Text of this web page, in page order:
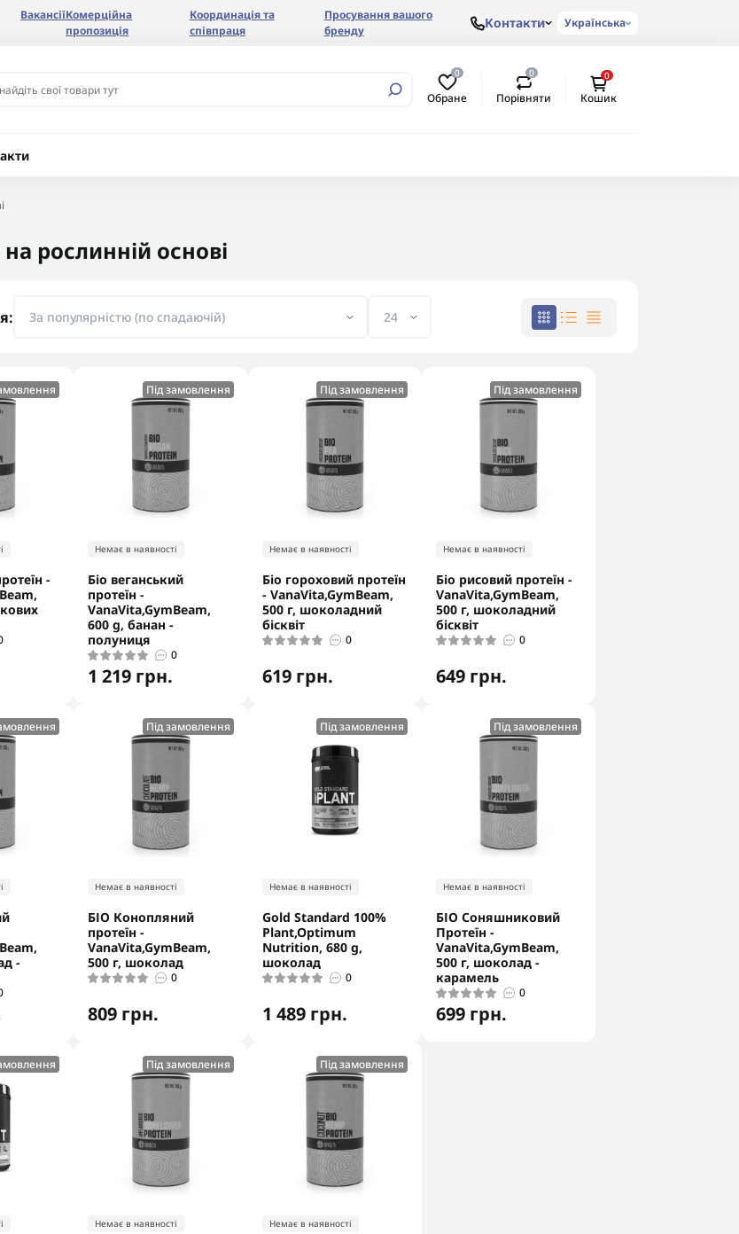
ВакансіїКомерційна
пропозиція
Координація та
співпраця
Просування вашого
бренду
Контакти Українська
0
Обране
0
Порівняти
0
Кошик
рослинній основі
-
Під замовлення
Немає в наявності
Біо веганський
протеїн -
VanaVita,GymBeam,
600 g, банан -
полуниця
0
1 219 грн.
Під замовлення
Немає в наявності
Біо гороховий протеїн
- VanaVita,GymBeam,
500 г, шоколадний
бісквіт
0
619 грн.
Під замовлення
Немає в наявності
Біо рисовий протеїн -
VanaVita,GymBeam,
500 г, шоколадний
бісквіт
0
649 грн.
-
Під замовлення
Немає в наявності
БІО Конопляний
протеїн -
VanaVita,GymBeam,
500 г, шоколад
0
809 грн.
Під замовлення
Немає в наявності
Gold Standard 100%
Plant,Optimum
Nutrition, 680 g,
шоколад
0
1 489 грн.
Під замовлення
Немає в наявності
БІО Соняшниковий
Протеїн -
VanaVita,GymBeam,
500 г, шоколад -
карамель
0
699 грн.
Під замовлення
Немає в наявності
Під замовлення
Немає в наявності